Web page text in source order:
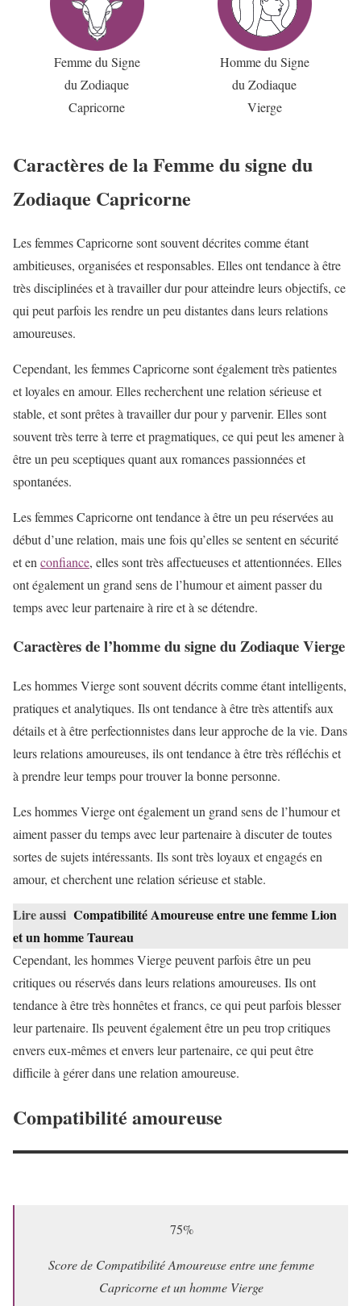
Femme du Signe
du Zodiaque
Capricorne
Homme du Signe
du Zodiaque
Vierge
Caractères de la Femme du signe du
Zodiaque Capricorne
Les femmes Capricorne sont souvent décrites comme étant
ambitieuses, organisées et responsables. Elles ont tendance à être
très disciplinées et à travailler dur pour atteindre leurs objectifs, ce
qui peut parfois les rendre un peu distantes dans leurs relations
amoureuses.
Cependant, les femmes Capricorne sont également très patientes
et loyales en amour. Elles recherchent une relation sérieuse et
stable, et sont prêtes à travailler dur pour y parvenir. Elles sont
souvent très terre à terre et pragmatiques, ce qui peut les amener à
être un peu sceptiques quant aux romances passionnées et
spontanées.
Les femmes Capricorne ont tendance à être un peu réservées au
début d’une relation, mais une fois qu’elles se sentent en sécurité
et en confiance, elles sont très affectueuses et attentionnées. Elles
ont également un grand sens de l’humour et aiment passer du
temps avec leur partenaire à rire et à se détendre.
Caractères de l’homme du signe du Zodiaque Vierge
Les hommes Vierge sont souvent décrits comme étant intelligents,
pratiques et analytiques. Ils ont tendance à être très attentifs aux
détails et à être perfectionnistes dans leur approche de la vie. Dans
leurs relations amoureuses, ils ont tendance à être très réfléchis et
à prendre leur temps pour trouver la bonne personne.
Les hommes Vierge ont également un grand sens de l’humour et
aiment passer du temps avec leur partenaire à discuter de toutes
sortes de sujets intéressants. Ils sont très loyaux et engagés en
amour, et cherchent une relation sérieuse et stable.
Lire aussi Compatibilité Amoureuse entre une femme Lion
et un homme Taureau
Cependant, les hommes Vierge peuvent parfois être un peu
critiques ou réservés dans leurs relations amoureuses. Ils ont
tendance à être très honnêtes et francs, ce qui peut parfois blesser
leur partenaire. Ils peuvent également être un peu trop critiques
envers eux-mêmes et envers leur partenaire, ce qui peut être
difficile à gérer dans une relation amoureuse.
Compatibilité amoureuse
75%
Score de Compatibilité Amoureuse entre une femme
Capricorne et un homme Vierge